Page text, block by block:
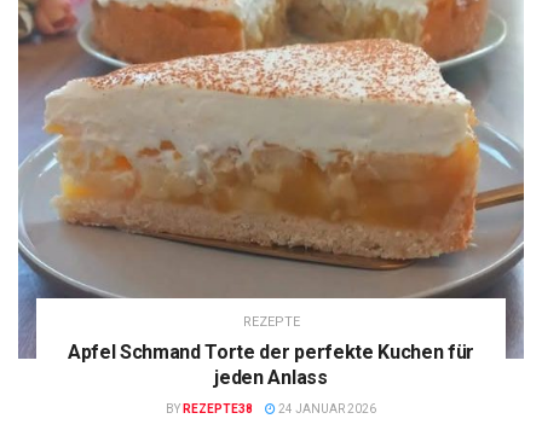
REZEPTE
Apfel Schmand Torte der perfekte Kuchen für
jeden Anlass
BY REZEPTE38 24 JANUAR 2026